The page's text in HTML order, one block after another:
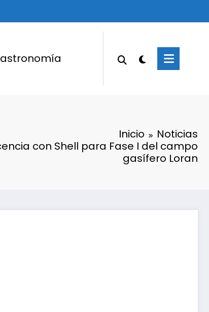
Inicio
Noticias
con Shell para Fase I del campo
gasífero Loran